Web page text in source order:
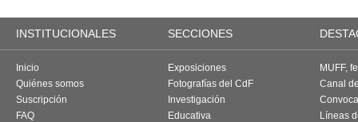
INSTITUCIONALES SECCIONES
Inicio
Quiénes somos
Suscripción
FAQ
Exposiciones
Fotografías del CdF
Investigación
Educativa
MUFF,
Canal
Líneas